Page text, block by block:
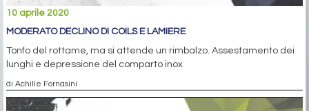
10 aprile 2020
MODERATO DECLINO DI COILS E LAMIERE
Tonfo del rottame, ma si attende un rimbalzo. Assestamento dei
lunghi e depressione del comparto inox
di Achille Fornasini